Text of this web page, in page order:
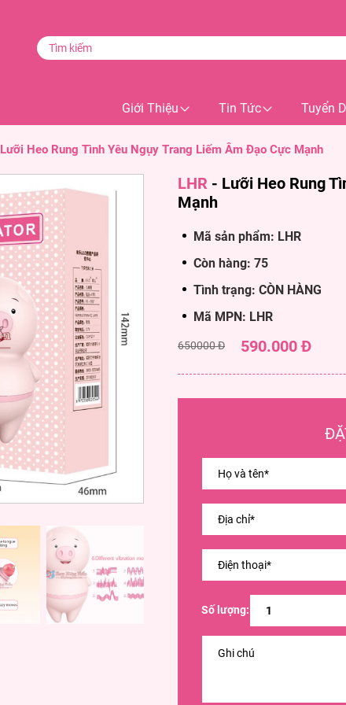
Giới Thiệu Tin Tức Tuyển
Lưỡi Heo Rung Tình Yêu Ngụy Trang Liếm Âm Đạo Cực Mạnh
LHR - Lưỡi Heo Rung
Mạnh
Mã sản phẩm: LHR
Còn hàng: 75
Tình trạng: CÒN HÀNG
Mã MPN: LHR
650000 Đ 590.000 Đ
Số lượng: